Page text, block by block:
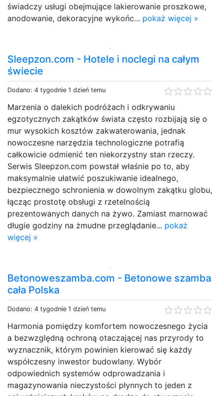
świadczy usługi obejmujące lakierowanie proszkowe,
anodowanie, dekoracyjne wykońc... pokaż więcej »
Sleepzon.com - Hotele i noclegi na całym
świecie
Dodano: 4 tygodnie 1 dzień temu
Marzenia o dalekich podróżach i odkrywaniu
egzotycznych zakątków świata często rozbijają się o
mur wysokich kosztów zakwaterowania, jednak
nowoczesne narzędzia technologiczne potrafią
całkowicie odmienić ten niekorzystny stan rzeczy.
Serwis Sleepzon.com powstał właśnie po to, aby
maksymalnie ułatwić poszukiwanie idealnego,
bezpiecznego schronienia w dowolnym zakątku globu,
łącząc prostotę obsługi z rzetelnością
prezentowanych danych na żywo. Zamiast marnować
długie godziny na żmudne przeglądanie... pokaż
więcej »
Betonoweszamba.com - Betonowe szamba
cała Polska
Dodano: 4 tygodnie 1 dzień temu
Harmonia pomiędzy komfortem nowoczesnego życia
a bezwzględną ochroną otaczającej nas przyrody to
wyznacznik, którym powinien kierować się każdy
współczesny inwestor budowlany. Wybór
odpowiednich systemów odprowadzania i
magazynowania nieczystości płynnych to jeden z